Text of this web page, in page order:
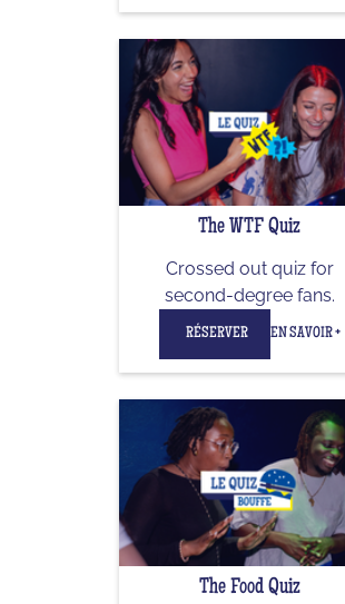
The WTF Quiz
Crossed out quiz for
second-degree fans.
RÉSERVER EN SAVOIR +
The Food Quiz